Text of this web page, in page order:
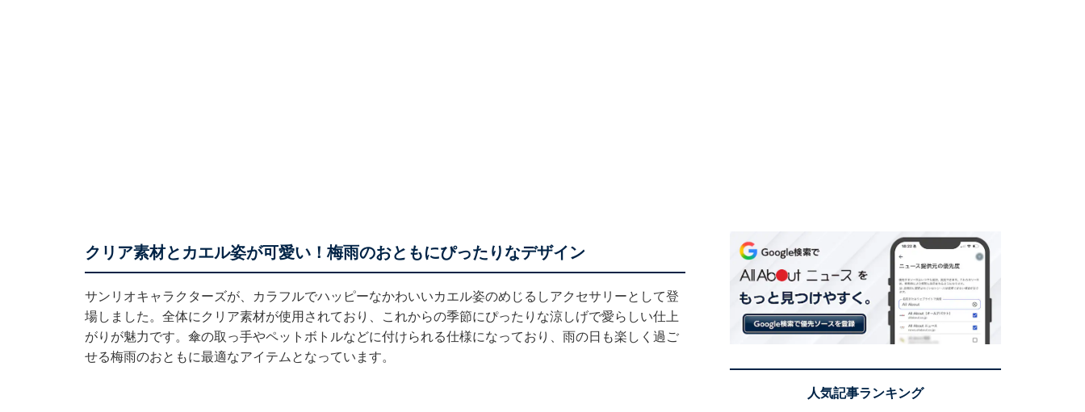
クリア素材とカエル姿が可愛い！梅雨のおともにぴったりなデザイン
サンリオキャラクターズが、カラフルでハッピーなかわいいカエル姿のめじるしアクセサリーとして登
場しました。全体にクリア素材が使用されており、これからの季節にぴったりな涼しげで愛らしい仕上
がりが魅力です。傘の取っ手やペットボトルなどに付けられる仕様になっており、雨の日も楽しく過ご
せる梅雨のおともに最適なアイテムとなっています。